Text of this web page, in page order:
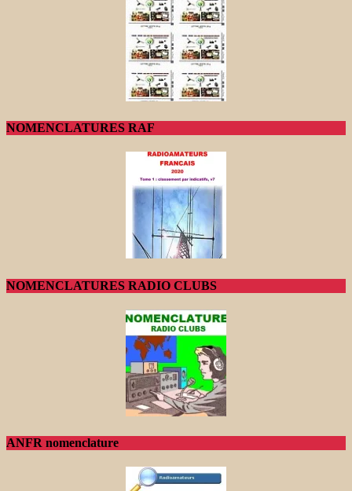
NOMENCLATURES RAF
NOMENCLATURES RADIO CLUBS
ANFR nomenclature